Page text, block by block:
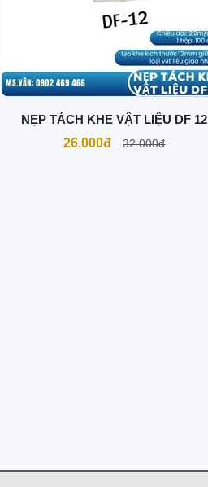
NẸP TÁCH KHE VẬT LIỆU DF 12
26.000đ
32.000đ